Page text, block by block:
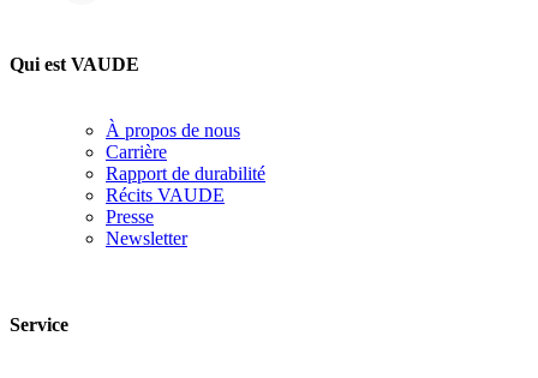
Qui est VAUDE
À propos de nous
Carrière
Rapport de durabilité
Récits VAUDE
Presse
Newsletter
Service